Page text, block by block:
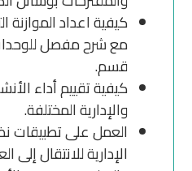
كيفية اعداد الموازنة
مع شرح مفصل
قسم.
كيفية تقييم أداء
والإدارية المختلفة.
العمل على تطبيقات
الإدارية للانتقال إلى